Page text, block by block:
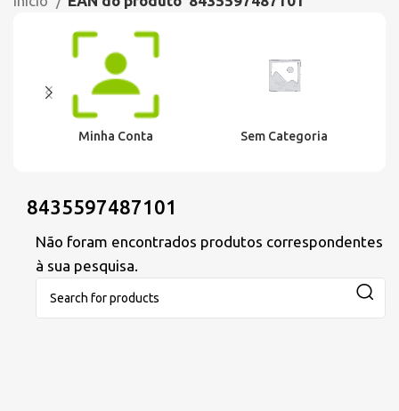
Minha Conta Sem Categoria
8435597487101
Não foram encontrados produtos correspondentes
à sua pesquisa.